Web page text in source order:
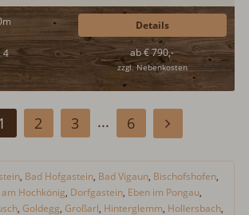
Gäste und gerne auch einen Vierbeiner. Zur
ein Brötchenservice, ein Kachelofen, eine
und ein Spielplatz...
4 ab € 790,-
zzgl. Nebenkosten
Details
1 2 3 ... 6
, Bad Hofgastein, Bad Vigaun, Bischofshofen,
Hochkönig, Dorfgastein, Eben im Pongau,
, Goldegg, Großarl, Hinterglemm, Hollersbach,